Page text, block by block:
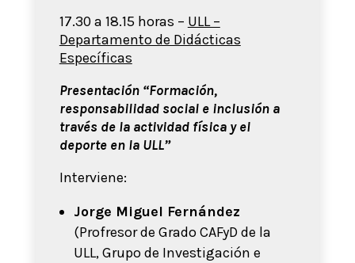
17.30 a 18.15 horas – ULL –
Departamento de Didácticas
Específicas
Presentación “Formación,
responsabilidad social e inclusión a
través de la actividad física y el
deporte en la ULL”
Interviene:
Jorge Miguel Fernández
(Profresor de Grado CAFyD de la
ULL, Grupo de Investigación e